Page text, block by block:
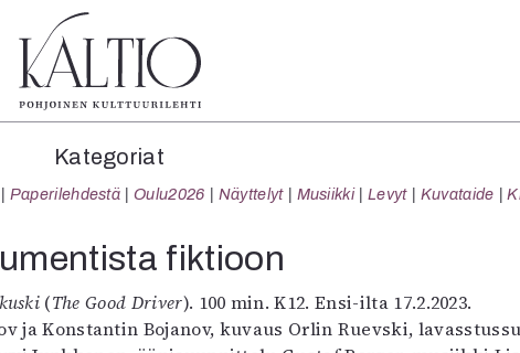
Lehdet
4/2026
1/2026
6/2025
5/2025 saame
5/2025
Tilaus ja
Mediatiedot
Kaltio ry
Kategoriat
Paperilehdestä Oulu2026 Näyttelyt Musiikki Levyt Kuvataide
fiktioon
(The Good Driver). 100 min. K12. Ensi-ilta 17.2.2023.
ja Konstantin Bojanov, kuvaus Orlin Ruevski,